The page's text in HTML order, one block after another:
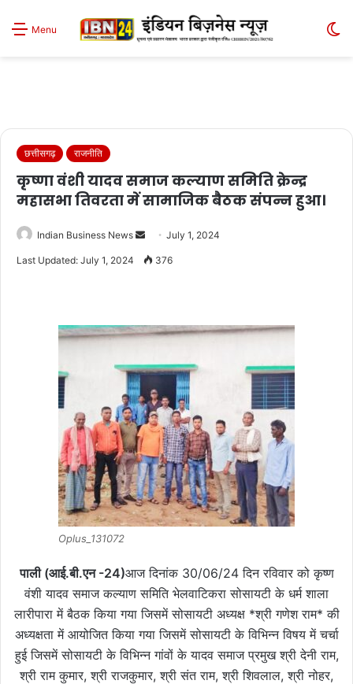
Menu
छत्तीसगढ़ राजनीति
कृष्णा वंशी यादव समाज कल्याण समिति क्रेन्द्र
महासभा तिवरता में सामाजिक बैठक संपन्न हुआ।
Indian Business News
Send
an
July 1, 2024
Last Updated: July 1, 2024 376
Oplus_131072
पाली (आई.बी.एन -24)आज दिनांक 30/06/24 दिन रविवार को कृष्ण
वंशी यादव समाज कल्याण समिति भेलवाटिकरा सोसायटी के धर्म शाला
लारीपारा में बैठक किया गया जिसमें सोसायटी अध्यक्ष *श्री गणेश राम* की
अध्यक्षता में आयोजित किया गया जिसमें सोसायटी के विभिन्न विषय में चर्चा
हुई जिसमें सोसायटी के विभिन्न गांवों के यादव समाज प्रमुख श्री देनी राम,
श्री राम कुमार, श्री राजकुमार, श्री संत राम, श्री शिवलाल, श्री नोहर,